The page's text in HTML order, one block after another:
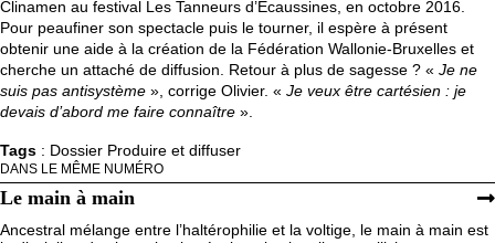
Clinamen au festival Les Tanneurs d’Ecaussines, en octobre 2016.
Pour peaufiner son spectacle puis le tourner, il espère à présent
obtenir une aide à la création de la Fédération Wallonie-Bruxelles et
cherche un attaché de diffusion. Retour à plus de sagesse ? « Je ne
suis pas antisystème », corrige Olivier. « Je veux être cartésien : je
devais d’abord me faire connaître ».
Tags : Dossier Produire et diffuser
DANS LE MÊME NUMÉRO
Le main à main
Ancestral mélange entre l’haltérophilie et la voltige, le main à main est